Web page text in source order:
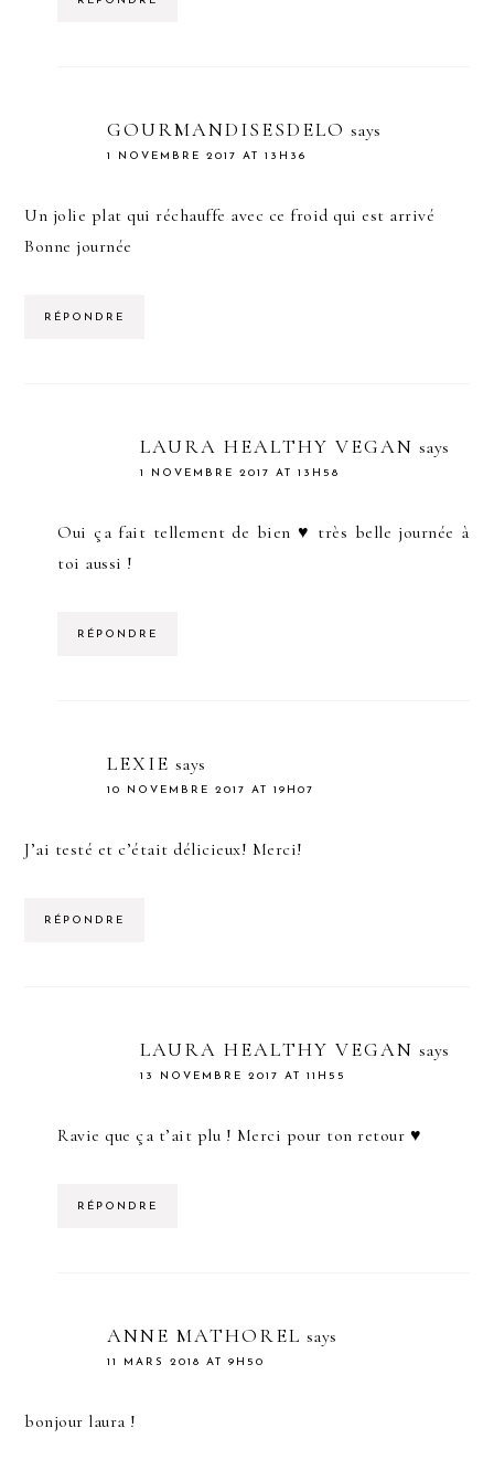
GOURMANDISESDELO says
1 NOVEMBRE 2017 AT 13H36
Un jolie plat qui réchauffe avec ce froid qui est arrivé
Bonne journée
RÉPONDRE
LAURA HEALTHY VEGAN says
1 NOVEMBRE 2017 AT 13H58
Oui ça fait tellement de bien ♥ très belle journée à
toi aussi !
RÉPONDRE
LEXIE says
10 NOVEMBRE 2017 AT 19H07
J’ai testé et c’était délicieux! Merci!
RÉPONDRE
LAURA HEALTHY VEGAN says
13 NOVEMBRE 2017 AT 11H55
Ravie que ça t’ait plu ! Merci pour ton retour ♥
RÉPONDRE
ANNE MATHOREL says
11 MARS 2018 AT 9H50
bonjour laura !